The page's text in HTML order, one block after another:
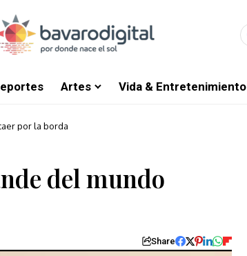
Artes Vida & Entretenimiento
por la borda
del mundo
Share